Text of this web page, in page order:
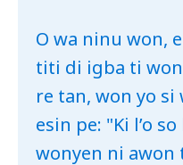
O wa ninu won,
titi di igba ti
re tan, won yo
esin pe: "Ki l’o
wonyen ni